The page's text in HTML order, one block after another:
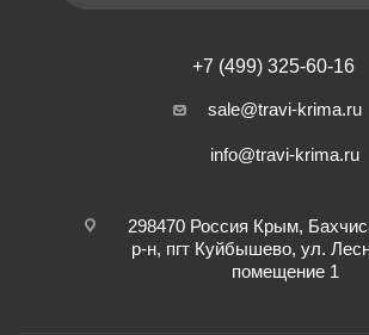
+7 (499) 325-60-16
sale@travi-krima.ru
info@travi-krima.ru
298470 Россия Крым,
р-н, пгт Куйбышево, ул.
помещение 1